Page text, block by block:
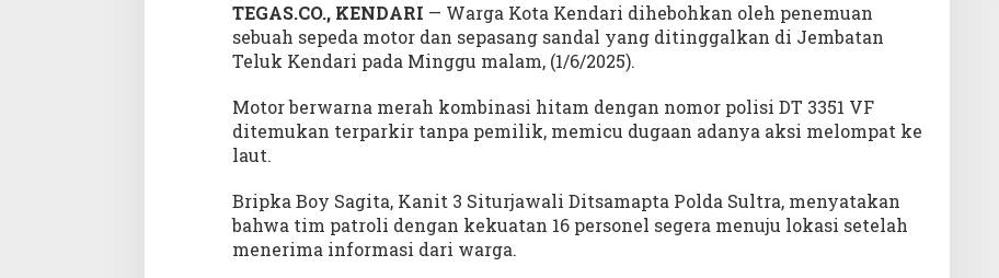
D
i
d
g
a
m
i
l
TEGAS.CO., KENDARI — Warga Kota Kendari dihebohkan oleh penemuan
sebuah sepeda motor dan sepasang sandal yang ditinggalkan di Jembatan
Teluk Kendari pada Minggu malam, (1/6/2025).
Motor berwarna merah kombinasi hitam dengan nomor polisi DT 3351 VF
ditemukan terparkir tanpa pemilik, memicu dugaan adanya aksi melompat ke
laut.
Bripka Boy Sagita, Kanit 3 Siturjawali Ditsamapta Polda Sultra, menyatakan
bahwa tim patroli dengan kekuatan 16 personel segera menuju lokasi setelah
menerima informasi dari warga.